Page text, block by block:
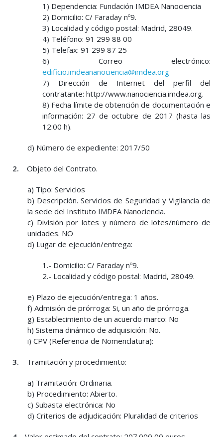
1) Dependencia: Fundación IMDEA Nanociencia
2) Domicilio: C/ Faraday nº9.
3) Localidad y código postal: Madrid, 28049.
4) Teléfono: 91 299 88 00
5) Telefax: 91 299 87 25
6) Correo electrónico:
edificio.imdeananociencia@imdea.org
7) Dirección de Internet del perfil del
contratante: http://www.nanociencia.imdea.org.
8) Fecha límite de obtención de documentación e
información: 27 de octubre de 2017 (hasta las
12:00 h).
d) Número de expediente: 2017/50
2. Objeto del Contrato.
a) Tipo: Servicios
b) Descripción. Servicios de Seguridad y Vigilancia de
la sede del Instituto IMDEA Nanociencia.
c) División por lotes y número de lotes/número de
unidades. NO
d) Lugar de ejecución/entrega:
1.- Domicilio: C/ Faraday nº9.
2.- Localidad y código postal: Madrid, 28049.
e) Plazo de ejecución/entrega: 1 años.
f) Admisión de prórroga: Si, un año de prórroga.
g) Establecimiento de un acuerdo marco: No
h) Sistema dinámico de adquisición: No.
i) CPV (Referencia de Nomenclatura):
3. Tramitación y procedimiento:
a) Tramitación: Ordinaria.
b) Procedimiento: Abierto.
c) Subasta electrónica: No
d) Criterios de adjudicación: Pluralidad de criterios